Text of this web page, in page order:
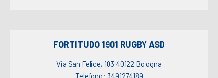
FORTITUDO 1901 RUGBY ASD
Via San Felice, 103 40122 Bologna
Telefono: 3491274189